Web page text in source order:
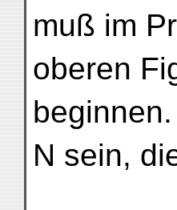
muß im
oberen
N sein,